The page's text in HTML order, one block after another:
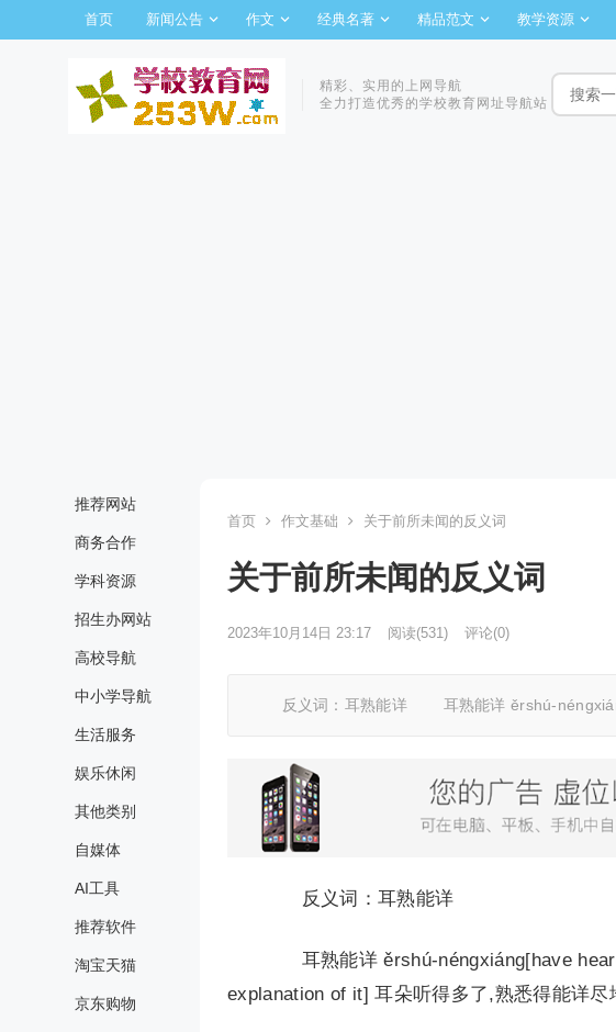
首页 新闻公告 作文 经典名著 精品范文 教学资源
精彩、实用的上网导航
全力打造优秀的学校教育网址导航站
推荐网站
商务合作
学科资源
招生办网站
高校导航
中小学导航
生活服务
娱乐休闲
其他类别
自媒体
AI工具
推荐软件
淘宝天猫
京东购物
首页 作文基础 关于前所未闻的反义词
关于前所未闻的反义词
2023年10月14日 23:17 阅读(531) 评论(0)
反义词：耳熟能详 耳熟能详 ěrshú-
反义词：耳熟能详
耳熟能详 ěrshú-néngxiáng[have
explanation of it] 耳朵听得多了,熟悉得能详尽